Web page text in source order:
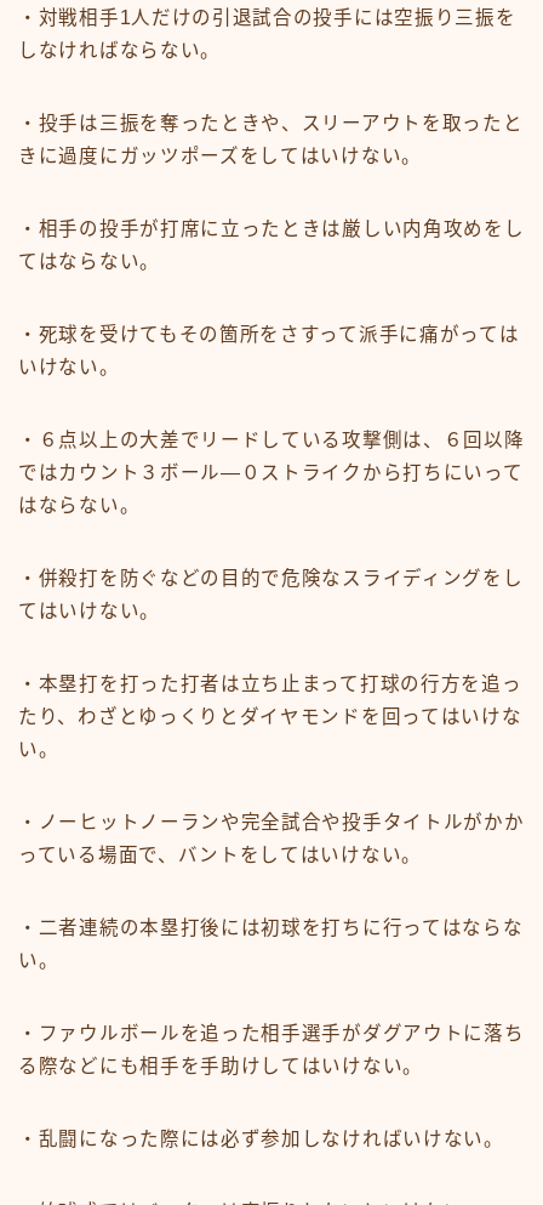
・対戦相手1人だけの引退試合の投手には空振り三振を
しなければならない。
・投手は三振を奪ったときや、スリーアウトを取ったと
きに過度にガッツポーズをしてはいけない。
・相手の投手が打席に立ったときは厳しい内角攻めをし
てはならない。
・死球を受けてもその箇所をさすって派手に痛がっては
いけない。
・６点以上の大差でリードしている攻撃側は、６回以降
ではカウント３ボール―０ストライクから打ちにいって
はならない。
・併殺打を防ぐなどの目的で危険なスライディングをし
てはいけない。
・本塁打を打った打者は立ち止まって打球の行方を追っ
たり、わざとゆっくりとダイヤモンドを回ってはいけな
い。
・ノーヒットノーランや完全試合や投手タイトルがかか
っている場面で、バントをしてはいけない。
・二者連続の本塁打後には初球を打ちに行ってはならな
い。
・ファウルボールを追った相手選手がダグアウトに落ち
る際などにも相手を手助けしてはいけない。
・乱闘になった際には必ず参加しなければいけない。